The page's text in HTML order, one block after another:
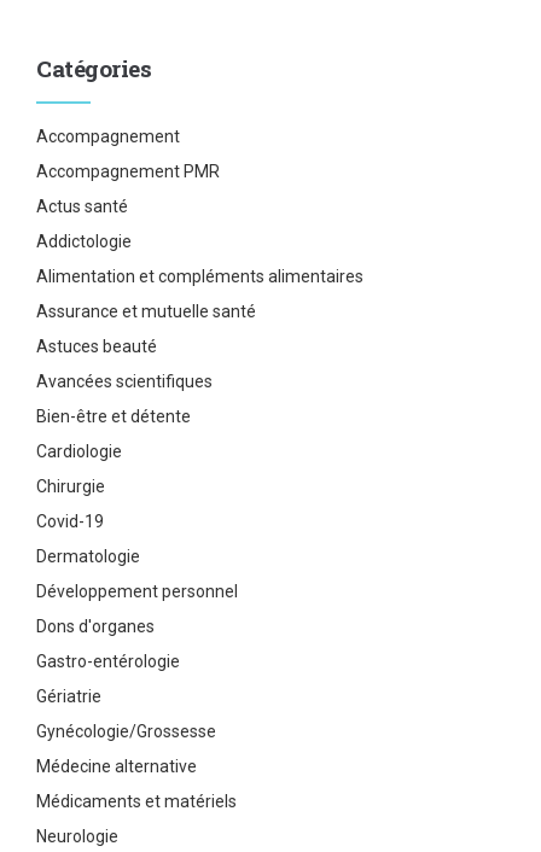
Catégories
Accompagnement
Accompagnement PMR
Actus santé
Addictologie
Alimentation et compléments alimentaires
Assurance et mutuelle santé
Astuces beauté
Avancées scientifiques
Bien-être et détente
Cardiologie
Chirurgie
Covid-19
Dermatologie
Développement personnel
Dons d'organes
Gastro-entérologie
Gériatrie
Gynécologie/Grossesse
Médecine alternative
Médicaments et matériels
Neurologie